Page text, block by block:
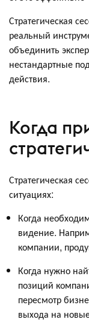
Стратегическая
реальный
объединить
нестандартные
действия.
Когда
Стратегическая
ситуациях:
Когда
видение.
компании,
Когда нужно
позиций
пересмотр
выхода на